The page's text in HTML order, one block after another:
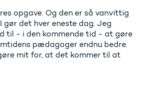
opgave. Og den er så vanvittig
det hver eneste dag. Jeg
til - i den kommende tid - at gøre
pædagoger endnu bedre.
mit for, at det kommer til at